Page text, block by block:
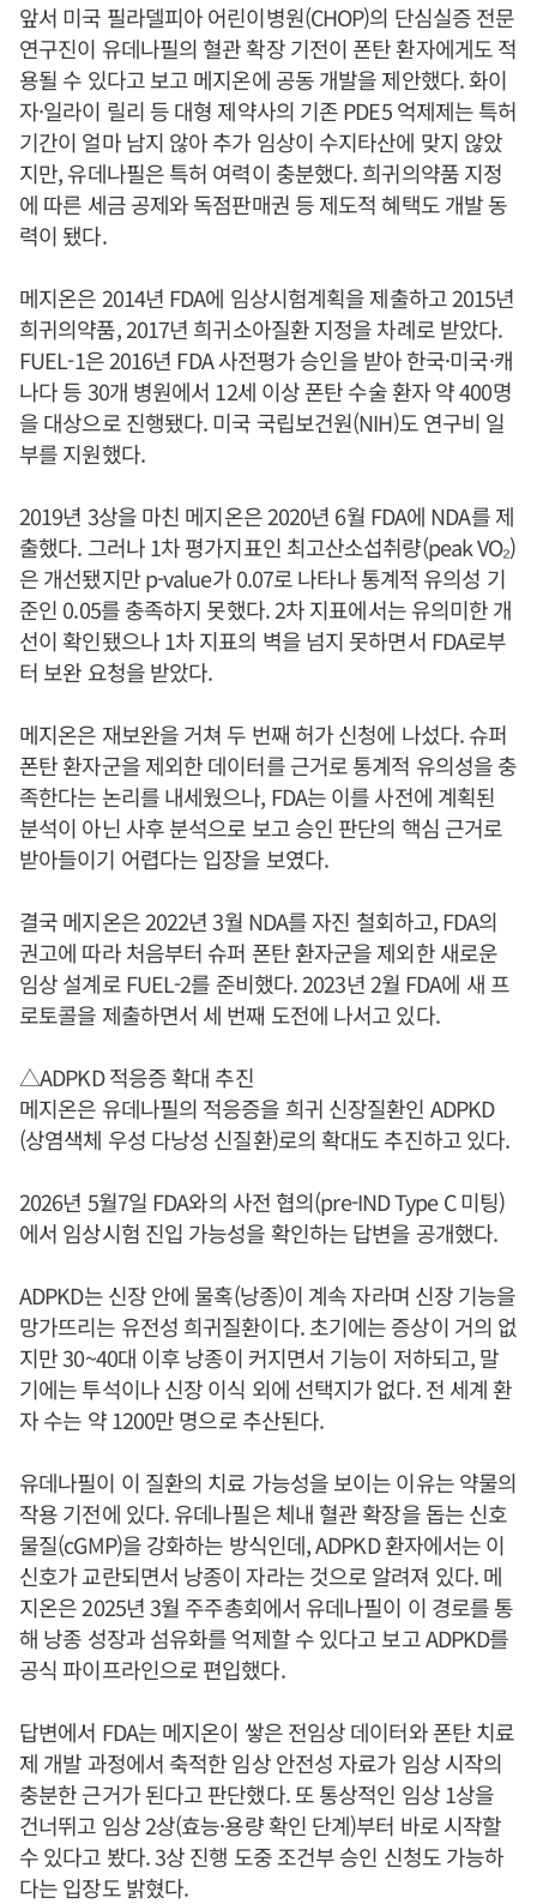
앞서 미국 필라델피아 어린이병원(CHOP)의 단심실증 전문
연구진이 유데나필의 혈관 확장 기전이 폰탄 환자에게도 적
용될 수 있다고 보고 메지온에 공동 개발을 제안했다. 화이
자·일라이 릴리 등 대형 제약사의 기존 PDE5 억제제는 특허
기간이 얼마 남지 않아 추가 임상이 수지타산에 맞지 않았
지만, 유데나필은 특허 여력이 충분했다. 희귀의약품 지정
에 따른 세금 공제와 독점판매권 등 제도적 혜택도 개발 동
력이 됐다.
메지온은 2014년 FDA에 임상시험계획을 제출하고 2015년
희귀의약품, 2017년 희귀소아질환 지정을 차례로 받았다.
FUEL-1은 2016년 FDA 사전평가 승인을 받아 한국·미국·캐
나다 등 30개 병원에서 12세 이상 폰탄 수술 환자 약 400명
을 대상으로 진행됐다. 미국 국립보건원(NIH)도 연구비 일
부를 지원했다.
2019년 3상을 마친 메지온은 2020년 6월 FDA에 NDA를 제
출했다. 그러나 1차 평가지표인 최고산소섭취량(peak VO₂)
은 개선됐지만 p-value가 0.07로 나타나 통계적 유의성 기
준인 0.05를 충족하지 못했다. 2차 지표에서는 유의미한 개
선이 확인됐으나 1차 지표의 벽을 넘지 못하면서 FDA로부
터 보완 요청을 받았다.
메지온은 재보완을 거쳐 두 번째 허가 신청에 나섰다. 슈퍼
폰탄 환자군을 제외한 데이터를 근거로 통계적 유의성을 충
족한다는 논리를 내세웠으나, FDA는 이를 사전에 계획된
분석이 아닌 사후 분석으로 보고 승인 판단의 핵심 근거로
받아들이기 어렵다는 입장을 보였다.
결국 메지온은 2022년 3월 NDA를 자진 철회하고, FDA의
권고에 따라 처음부터 슈퍼 폰탄 환자군을 제외한 새로운
임상 설계로 FUEL-2를 준비했다. 2023년 2월 FDA에 새 프
로토콜을 제출하면서 세 번째 도전에 나서고 있다.
△ADPKD 적응증 확대 추진
메지온은 유데나필의 적응증을 희귀 신장질환인 ADPKD
(상염색체 우성 다낭성 신질환)로의 확대도 추진하고 있다.
2026년 5월7일 FDA와의 사전 협의(pre-IND Type C 미팅)
에서 임상시험 진입 가능성을 확인하는 답변을 공개했다.
ADPKD는 신장 안에 물혹(낭종)이 계속 자라며 신장 기능을
망가뜨리는 유전성 희귀질환이다. 초기에는 증상이 거의 없
지만 30~40대 이후 낭종이 커지면서 기능이 저하되고, 말
기에는 투석이나 신장 이식 외에 선택지가 없다. 전 세계 환
자 수는 약 1200만 명으로 추산된다.
유데나필이 이 질환의 치료 가능성을 보이는 이유는 약물의
작용 기전에 있다. 유데나필은 체내 혈관 확장을 돕는 신호
물질(cGMP)을 강화하는 방식인데, ADPKD 환자에서는 이
신호가 교란되면서 낭종이 자라는 것으로 알려져 있다. 메
지온은 2025년 3월 주주총회에서 유데나필이 이 경로를 통
해 낭종 성장과 섬유화를 억제할 수 있다고 보고 ADPKD를
공식 파이프라인으로 편입했다.
답변에서 FDA는 메지온이 쌓은 전임상 데이터와 폰탄 치료
제 개발 과정에서 축적한 임상 안전성 자료가 임상 시작의
충분한 근거가 된다고 판단했다. 또 통상적인 임상 1상을
건너뛰고 임상 2상(효능·용량 확인 단계)부터 바로 시작할
수 있다고 봤다. 3상 진행 도중 조건부 승인 신청도 가능하
다는 입장도 밝혔다.